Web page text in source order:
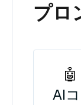
プロ
AI